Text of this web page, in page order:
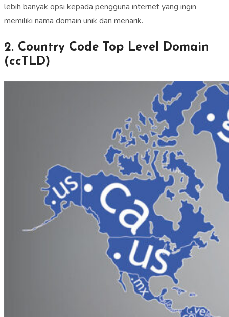
lebih banyak opsi kepada pengguna internet yang ingin
memiliki nama domain unik dan menarik.
2. Country Code Top Level Domain
(ccTLD)